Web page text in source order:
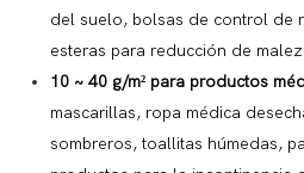
del suelo, bolsas de control de
esteras para reducción de
10 ~ 40 g/m² para productos
mascarillas, ropa médica
sombreros, toallitas húmedas,